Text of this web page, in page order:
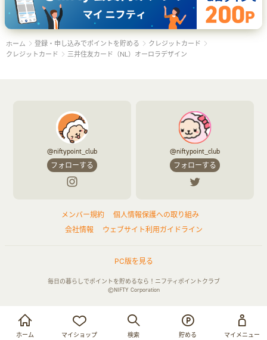
お買い物・サービス利用で貯める
ログイン
ホーム マイショップ 検索 貯める マイメニュー
ホーム 登録・申し込みでポイントを貯める
クレジットカード
クレジットカード
三井住友カード（NL）オーロラデザイン
@niftypoint_club
フォローする
@niftypoint_club
フォローする
メンバー規約
個人情報保護への取り組み
会社情報
ウェブサイト利用ガイドライン
PC版を見る
毎日の暮らしでポイントを貯めるなら！ニフティポイントクラブ
©NIFTY Corporation